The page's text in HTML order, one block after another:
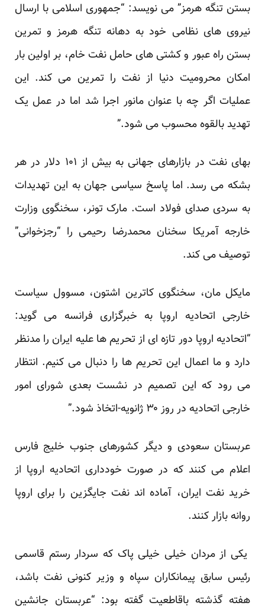
بستن تنگه هرمز” می نویسد: “جمهوری اسلامی با ارسال
نیروی های نظامی خود به دهانه تنگه هرمز و تمرین
بستن راه عبور و کشتی های حامل نفت خام، بر اولین بار
امکان محرومیت دنیا از نفت را تمرین می کند. این
عملیات اگر چه با عنوان مانور اجرا شد اما در عمل یک
تهدید بالقوه محسوب می شود.”
بهای نفت در بازارهای جهانی به بیش از ۱۰۱ دلار در هر
بشکه می رسد. اما پاسخ سیاسی جهان به این تهدیدات
به سردی صدای فولاد است. مارک تونر، سخنگوی وزارت
خارجه آمریکا سخنان محمدرضا رحیمی را “رجزخوانی”
توصیف می کند.
مایکل مان، سخنگوی کاترین اشتون، مسوول سیاست
خارجی اتحادیه اروپا به خبرگزاری فرانسه می گوید:
“اتحادیه اروپا دور تازه ای از تحریم ها علیه ایران را مدنظر
دارد و ما اعمال این تحریم ها را دنبال می کنیم. انتظار
می رود که این تصمیم در نشست بعدی شورای امور
خارجی اتحادیه در روز ۳۰ ژانویه-اتخاذ شود.”
عربستان سعودی و دیگر کشورهای جنوب خلیج فارس
اعلام می کنند که در صورت خودداری اتحادیه اروپا از
خرید نفت ایران، آماده اند نفت جایگزین را برای اروپا
روانه بازار کنند.
یکی از مردان خیلی خیلی پاک که سردار رستم قاسمی
رئیس سابق پیمانکاران سپاه و وزیر کنونی نفت باشد،
هفته گذشته باقاطعیت گفته بود: “عربستان جانشین